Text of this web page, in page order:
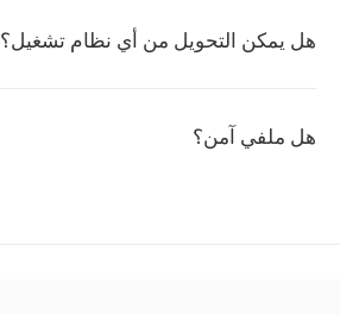
هل يمكن التحويل من أي نظام تشغيل؟
هل ملفي آمن؟